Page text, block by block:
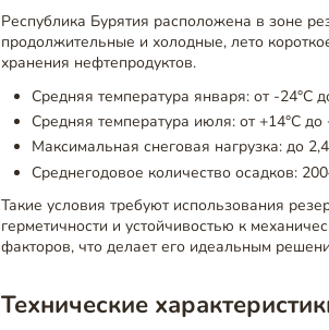
Республика Бурятия расположена в зоне
продолжительные и холодные, лето
хранения нефтепродуктов.
Средняя температура января: от -24°C
Средняя температура июля: от +14°C до
Максимальная снеговая нагрузка: до
Среднегодовое количество осадков:
Такие условия требуют использования
герметичности и устойчивостью к
факторов, что делает его идеальным
Технические